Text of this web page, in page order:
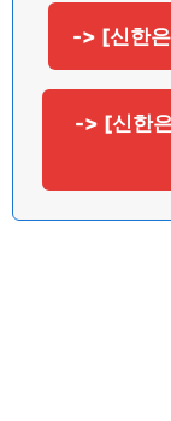
-> [신한
-> [신한